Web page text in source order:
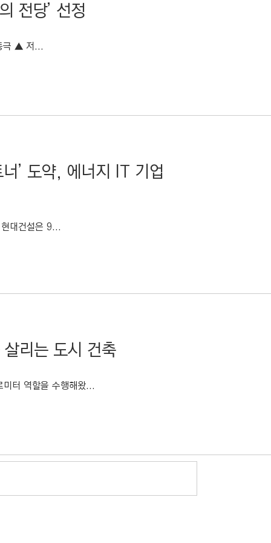
전당’ 선정
극 ▲ 저...
’ 도약, 에너지 IT 기업
대건설은 9...
리는 도시 건축
미터 역할을 수행해왔...